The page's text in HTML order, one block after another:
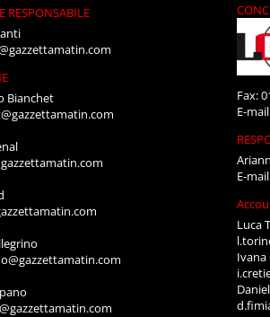
RESPONSABILE
Bianchet
Fax:
E-mail
E-mail
Luca
Ivana